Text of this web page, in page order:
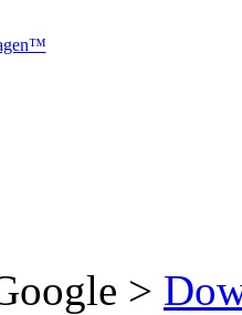
>